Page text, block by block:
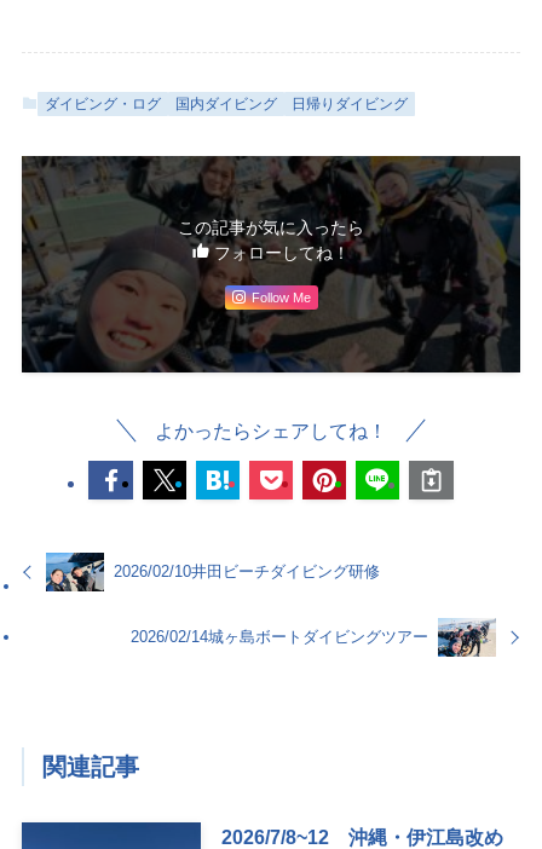
ダイビング・ログ 国内ダイビング 日帰りダイビング
この記事が気に入ったら
フォローしてね！
Follow Me
よかったらシェアしてね！
2026/02/10井田ビーチダイビング研修
2026/02/14城ヶ島ボートダイビングツアー
関連記事
2026/7/8~12 沖縄・伊江島改め